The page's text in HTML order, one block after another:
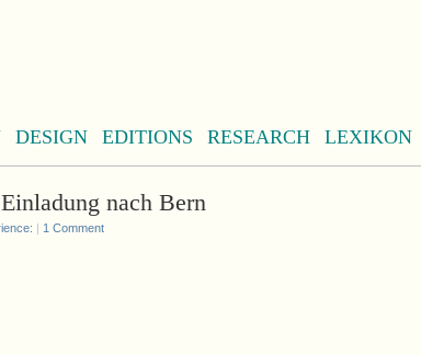
DESIGN EDITIONS RESEARCH LEXIKON
nach Bern
| 1 Comment